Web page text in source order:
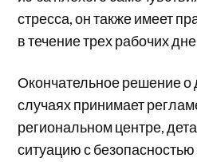
стресса, он также имеет
в течение трех рабочих
Окончательное решение о
случаях принимает
региональном центре,
ситуацию с